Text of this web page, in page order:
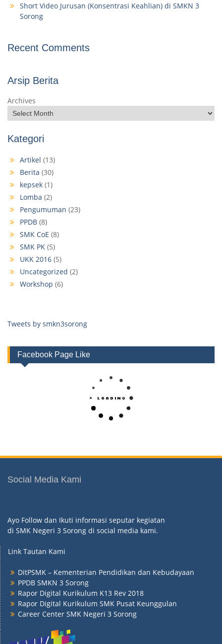
Short Video Jurusan (Konsentrasi Keahlian) di SMKN 3
Sorong
Recent Comments
Arsip Berita
Archives
Kategori
Artikel (13)
Berita (30)
kepsek (1)
Lomba (2)
Pengumuman (23)
PPDB (8)
SMK CoE (8)
SMK PK (5)
UKK 2016 (5)
Uncategorized (2)
Workshop (6)
Tweets by smkn3sorong
Facebook Page Like
Social Media Kami
Ayo Follow dan Ikuti informasi seputar kegiatan
di SMK Negeri 3 Sorong di social media kami.
Link Tautan Kami
DitPSMK – Kementerian Pendidikan dan Kebudayaan
PPDB SMKN 3 Sorong
Rapor Digital Kurikulum K13 Rev 2018
Rapor Digital Kurikulum SMK Pusat Keunggulan
Career Center SMK Negeri 3 Sorong